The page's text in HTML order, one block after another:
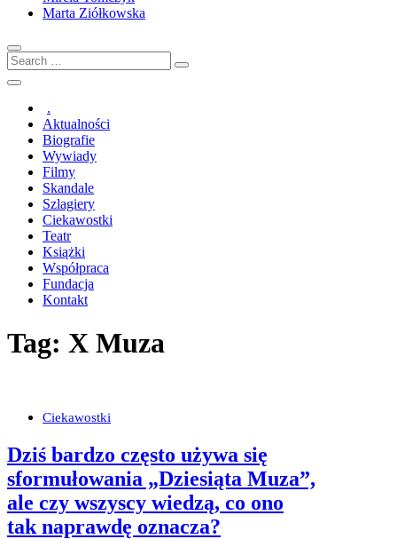
Marta Ziółkowska
Search
…
.
Aktualności
Biografie
Wywiady
Filmy
Skandale
Szlagiery
Ciekawostki
Teatr
Książki
Współpraca
Fundacja
Kontakt
Tag: X Muza
Ciekawostki
Dziś bardzo często używa się
sformułowania „Dziesiąta Muza”,
ale czy wszyscy wiedzą, co ono
tak naprawdę oznacza?